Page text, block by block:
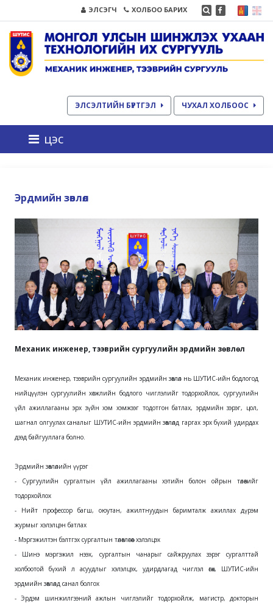
ЭЛСЭГЧ ХОЛБОО БАРИХ
ЭЛСЭЛТИЙН БҮРТГЭЛ ЧУХАЛ ХОЛБООС
цэс
Эрдмийн зөвлөл
Механик инженер, тээврийн сургуулийн эрдмийн зөвлөл
Механик инженер, тээврийн сургуулийн эрдмийн зөвлөл нь ШУТИС-ийн бодлогод
нийцүүлэн сургуулийн хөгжлийн бодлого чиглэлийг тодорхойлох, сургуулийн
үйл ажиллагааны эрх зүйн хэм хэмжээг тодотгон батлах, эрдмийн зэрэг, цол,
шагнал олгуулах саналыг ШУТИС-ийн эрдмийн зөвлөлд гаргах эрх бүхий удирдах
дээд байгууллага болно.
Эрдмийн зөвлөлийн үүрэг
- Сургуулийн сургалтын үйл ажиллагааны хэтийн болон ойрын төлөвийг
тодорхойлох
- Нийт профессор багш, оюутан, ажилтнуудын баримталж ажиллах дүрэм
журмыг хэлэлцэн батлах
- Мэргэжилтэн бэлтгэх сургалтын төлөвлөгөөг хэлэлцэх
- Шинэ мэргэжил нээх, сургалтын чанарыг сайжруулах зэрэг сургалттай
холбоотой бүхий л асуудлыг хэлэлцэх, удирдлагад чиглэл өгөх, ШУТИС-ийн
эрдмийн зөвлөлд санал болгох
- Эрдэм шинжилгээний ажлын чиглэлийг тодорхойлж, магистр, докторын